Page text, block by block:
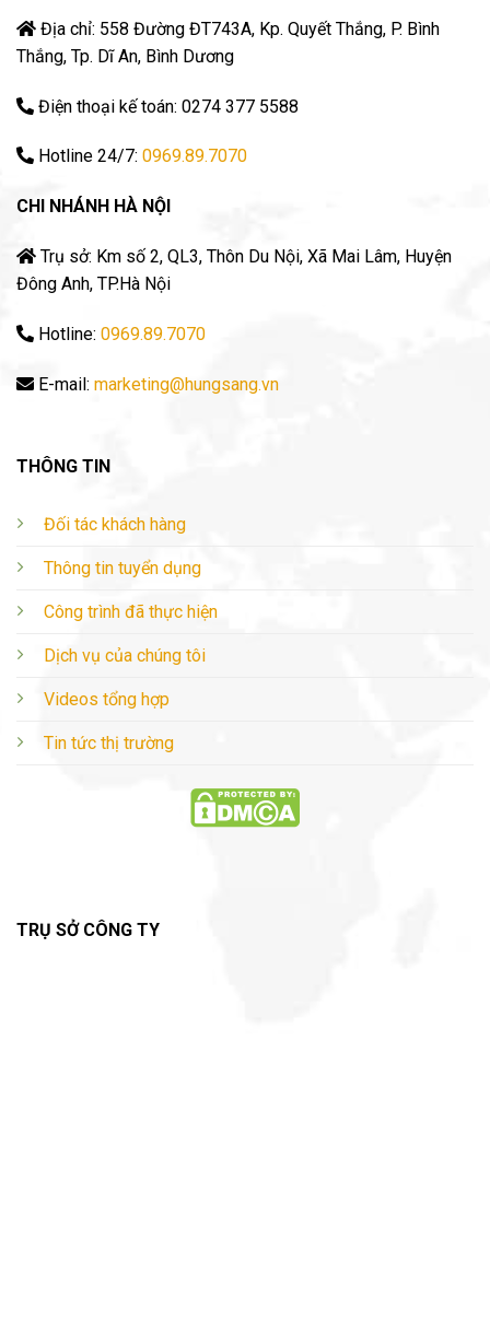
Địa chỉ: 558 Đường ĐT743A, Kp. Quyết Thắng, P. Bình
Thắng, Tp. Dĩ An, Bình Dương
Điện thoại kế toán: 0274 377 5588
Hotline 24/7: 0969.89.7070
CHI NHÁNH HÀ NỘI
Trụ sở: Km số 2, QL3, Thôn Du Nội, Xã Mai Lâm, Huyện
Đông Anh, TP.Hà Nội
Hotline: 0969.89.7070
E-mail: marketing@hungsang.vn
THÔNG TIN
Đối tác khách hàng
Thông tin tuyển dụng
Công trình đã thực hiện
Dịch vụ của chúng tôi
Videos tổng hợp
Tin tức thị trường
TRỤ SỞ CÔNG TY